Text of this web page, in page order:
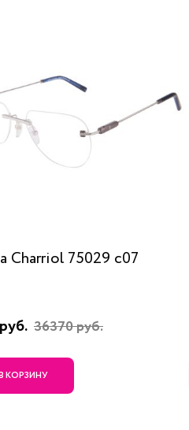
Charriol 75029 c07
36370 руб.
КОРЗИНУ